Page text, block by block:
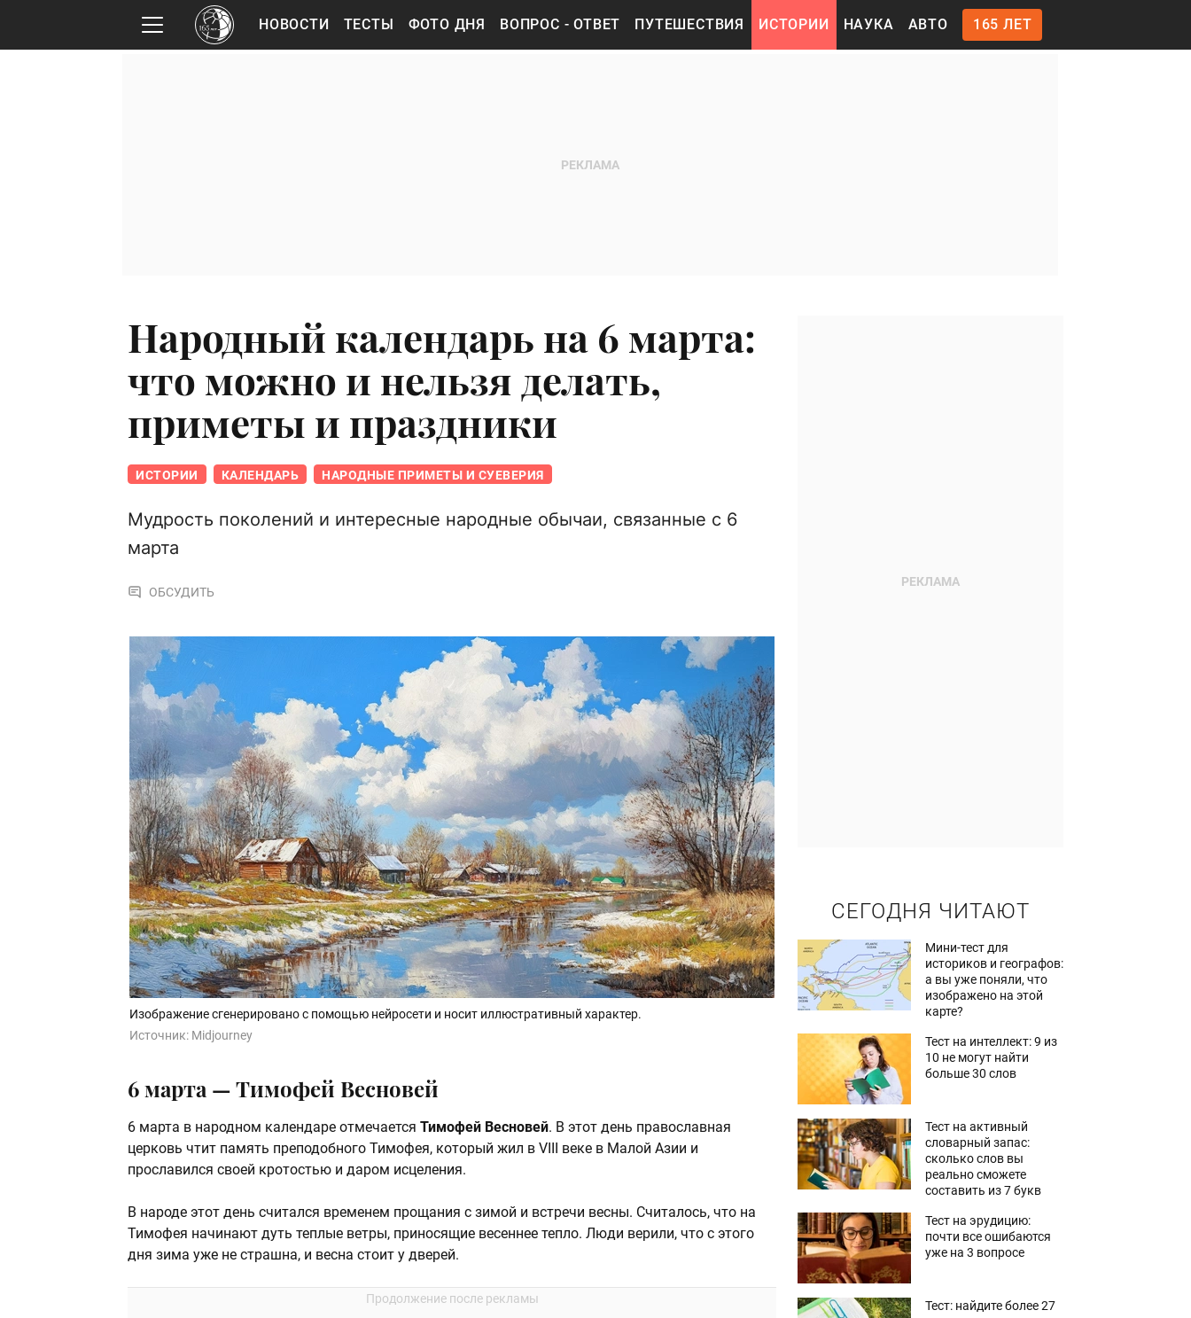
НОВОСТИ ТЕСТЫ ФОТО ДНЯ ВОПРОС - ОТВЕТ ПУТЕШЕСТВИЯ ИСТОРИИ НАУКА АВТО 165 ЛЕТ
Народный календарь на 6 марта:
что можно и нельзя делать,
приметы и праздники
ИСТОРИИ КАЛЕНДАРЬ НАРОДНЫЕ ПРИМЕТЫ И СУЕВЕРИЯ
Мудрость поколений и интересные народные обычаи, связанные с 6
марта
ОБСУДИТЬ
Изображение сгенерировано с помощью нейросети и носит иллюстративный характер.
Источник: Midjourney
6 марта — Тимофей Весновей
6 марта в народном календаре отмечается Тимофей Весновей. В этот день православная
церковь чтит память преподобного Тимофея, который жил в VIII веке в Малой Азии и
прославился своей кротостью и даром исцеления.
В народе этот день считался временем прощания с зимой и встречи весны. Считалось, что на
Тимофея начинают дуть теплые ветры, приносящие весеннее тепло. Люди верили, что с этого
дня зима уже не страшна, и весна стоит у дверей.
СЕГОДНЯ ЧИТАЮТ
Мини-тест для
историков и географов:
а вы уже поняли, что
изображено на этой
карте?
Тест на интеллект: 9 из
10 не могут найти
больше 30 слов
Тест на активный
словарный запас:
сколько слов вы
реально сможете
составить из 7 букв
Тест на эрудицию:
почти все ошибаются
уже на 3 вопросе
Тест: найдите более 27